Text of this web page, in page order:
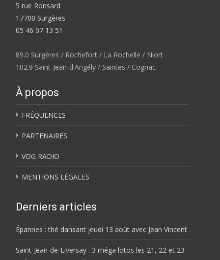
5 rue Ronsard
17700 Surgères
05 46 07 13 51
89.0 Surgères / Rochefort / La Rochelle / Niort
102.9 Saint-Jean-d'Angély / Saintes / Cognac
À propos
FRÉQUENCES
PARTENAIRES
VOG RADIO
MENTIONS LÉGALES
Derniers articles
Épannes : thé dansant jeudi 13 août avec Jean Vincent
Saint-Jean-de-Liversay : 3 méga lotos les 21, 22 et 23